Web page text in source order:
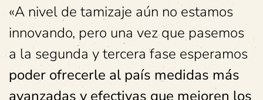
«A nivel de tamizaje aún no estamos
innovando, pero una vez que pasemos
a la segunda y tercera fase esperamos
poder ofrecerle al país medidas más
avanzadas y efectivas que mejoren los